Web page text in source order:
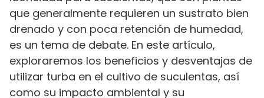
que generalmente requieren un sustrato bien
drenado y con poca retención de humedad,
es un tema de debate. En este artículo,
exploraremos los beneficios y desventajas de
utilizar turba en el cultivo de suculentas, así
como su impacto ambiental y su